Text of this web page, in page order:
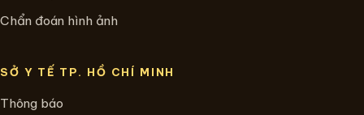
Chẩn đoán hình ảnh
SỞ Y TẾ TP. HỒ CHÍ MINH
Thông báo